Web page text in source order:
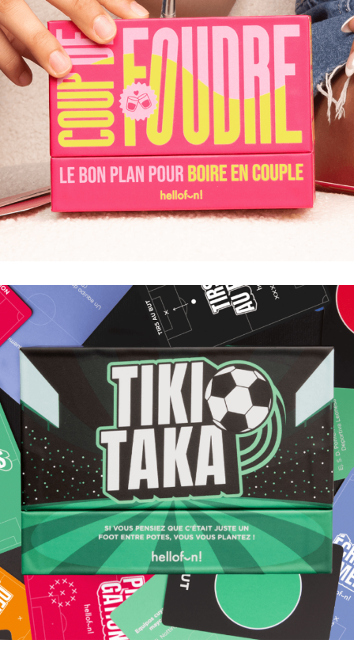
TIKI TAKA
SI VOUS PENSIEZ QUE C'ÉTAIT JUSTE UN FOOT